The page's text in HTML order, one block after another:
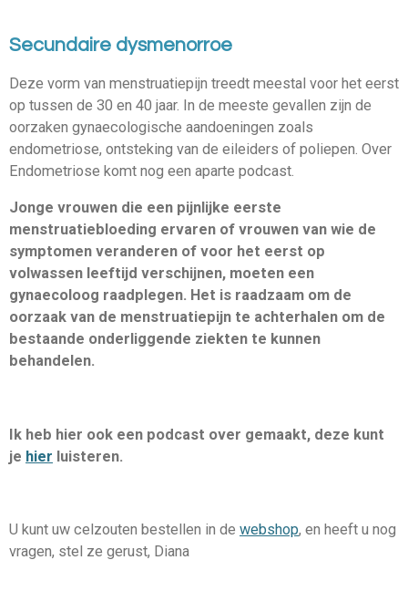
Secundaire dysmenorroe
Deze vorm van menstruatiepijn treedt meestal voor het eerst
op tussen de 30 en 40 jaar. In de meeste gevallen zijn de
oorzaken gynaecologische aandoeningen zoals
endometriose, ontsteking van de eileiders of poliepen. Over
Endometriose komt nog een aparte podcast.
Jonge vrouwen die een pijnlijke eerste
menstruatiebloeding ervaren of vrouwen van wie de
symptomen veranderen of voor het eerst op
volwassen leeftijd verschijnen, moeten een
gynaecoloog raadplegen. Het is raadzaam om de
oorzaak van de menstruatiepijn te achterhalen om de
bestaande onderliggende ziekten te kunnen
behandelen.
Ik heb hier ook een podcast over gemaakt, deze kunt
je hier luisteren.
U kunt uw celzouten bestellen in de webshop, en heeft u nog
vragen, stel ze gerust, Diana